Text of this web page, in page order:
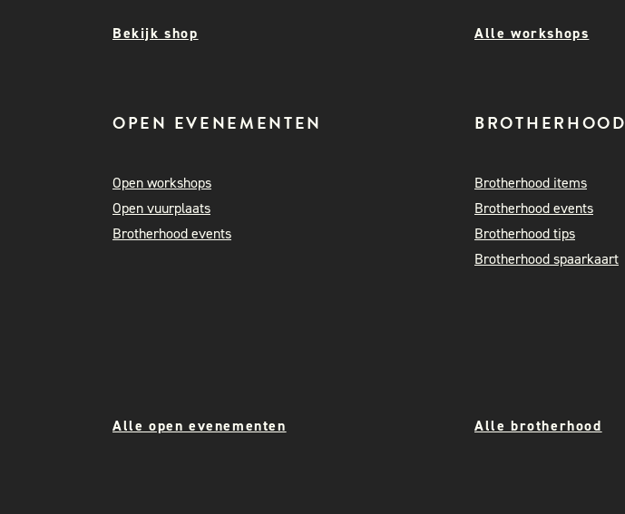
Bekijk shop Alle workshops
OPEN EVENEMENTEN
Open workshops
Open vuurplaats
Brotherhood events
BROTHERHOOD
Brotherhood items
Brotherhood events
Brotherhood tips
Brotherhood spaarkaart
Alle open evenementen Alle brotherhood